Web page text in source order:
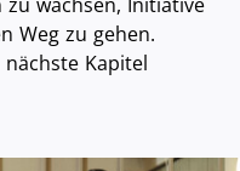
Weg zu gehen.
Kapitel